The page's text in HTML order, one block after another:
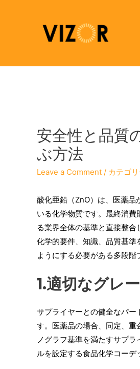
安全性と品質
ぶ方法
Leave a Comment / カテゴ
酸化亜鉛（ZnO）は、医薬品
いる化学物質です。最終消
る業界全体の基準と直接整合
化学的要件、知識、品質基
ようにする必要がある多段階
1.適切なグレ
サプライヤーとの健全なパ
す。医薬品の場合、同定、
ノグラフ基準を満たすサプ
ルを設定する食品化学コーデ